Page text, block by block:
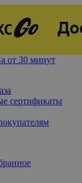
от 30 минут
сертификаты